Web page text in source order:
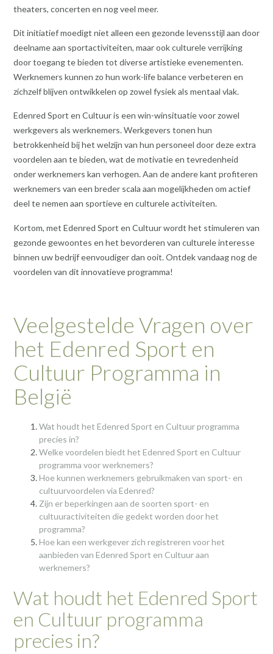
theaters, concerten en nog veel meer.
Dit initiatief moedigt niet alleen een gezonde levensstijl aan door
deelname aan sportactiviteiten, maar ook culturele verrijking
door toegang te bieden tot diverse artistieke evenementen.
Werknemers kunnen zo hun work-life balance verbeteren en
zichzelf blijven ontwikkelen op zowel fysiek als mentaal vlak.
Edenred Sport en Cultuur is een win-winsituatie voor zowel
werkgevers als werknemers. Werkgevers tonen hun
betrokkenheid bij het welzijn van hun personeel door deze extra
voordelen aan te bieden, wat de motivatie en tevredenheid
onder werknemers kan verhogen. Aan de andere kant profiteren
werknemers van een breder scala aan mogelijkheden om actief
deel te nemen aan sportieve en culturele activiteiten.
Kortom, met Edenred Sport en Cultuur wordt het stimuleren van
gezonde gewoontes en het bevorderen van culturele interesse
binnen uw bedrijf eenvoudiger dan ooit. Ontdek vandaag nog de
voordelen van dit innovatieve programma!
Veelgestelde Vragen over
het Edenred Sport en
Cultuur Programma in
België
Wat houdt het Edenred Sport en Cultuur programma
precies in?
Welke voordelen biedt het Edenred Sport en Cultuur
programma voor werknemers?
Hoe kunnen werknemers gebruikmaken van sport- en
cultuurvoordelen via Edenred?
Zijn er beperkingen aan de soorten sport- en
cultuuractiviteiten die gedekt worden door het
programma?
Hoe kan een werkgever zich registreren voor het
aanbieden van Edenred Sport en Cultuur aan
werknemers?
Wat houdt het Edenred Sport
en Cultuur programma
precies in?